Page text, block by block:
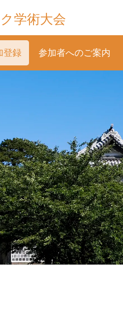
学術大会
登録 参加者へのご案内